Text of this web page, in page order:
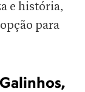
e história,
para